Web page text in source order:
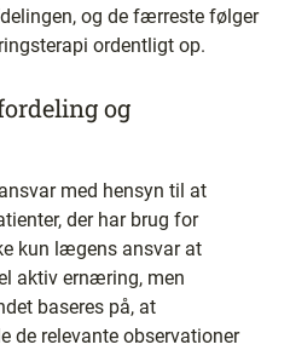
og de færreste følger
ordentligt op.
og
med hensyn til at
der har brug for
kun lægens ansvar at
aktiv ernæring, men
baseres på, at
de relevante observationer